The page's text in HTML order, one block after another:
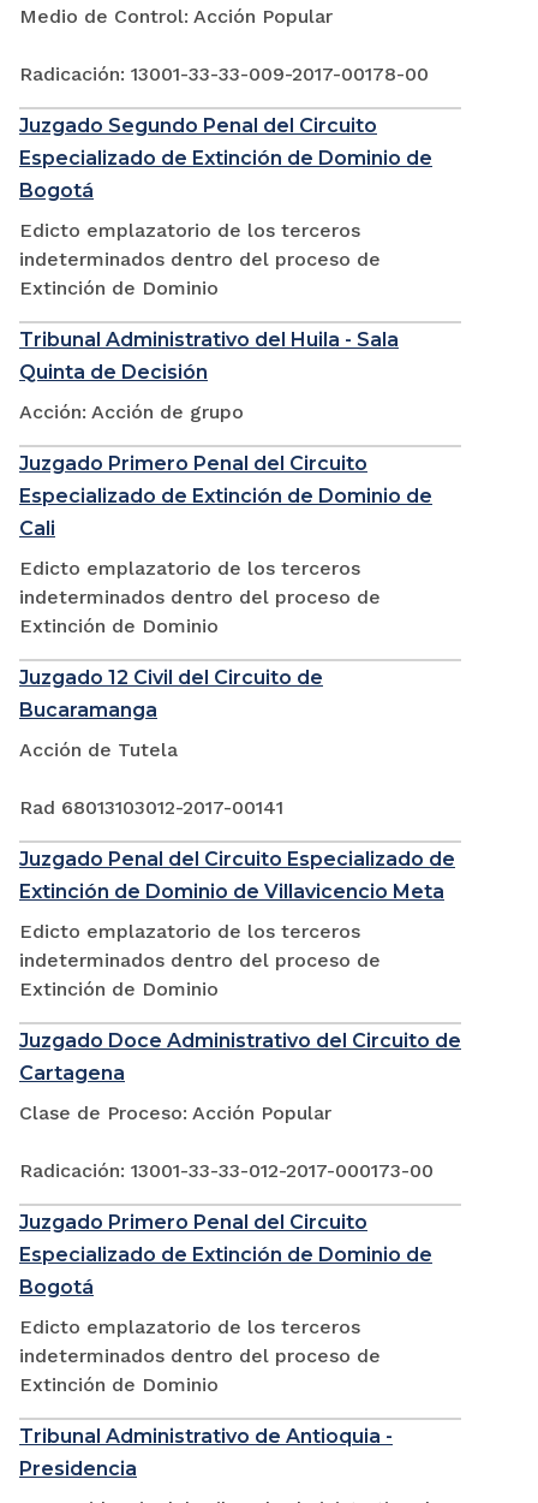
Medio de Control: Acción Popular
Radicación: 13001-33-33-009-2017-00178-00
Juzgado Segundo Penal del Circuito
Especializado de Extinción de Dominio de
Bogotá
Edicto emplazatorio de los terceros
indeterminados dentro del proceso de
Extinción de Dominio
Tribunal Administrativo del Huila - Sala
Quinta de Decisión
Acción: Acción de grupo
Juzgado Primero Penal del Circuito
Especializado de Extinción de Dominio de
Cali
Edicto emplazatorio de los terceros
indeterminados dentro del proceso de
Extinción de Dominio
Juzgado 12 Civil del Circuito de
Bucaramanga
Acción de Tutela
Rad 68013103012-2017-00141
Juzgado Penal del Circuito Especializado de
Extinción de Dominio de Villavicencio Meta
Edicto emplazatorio de los terceros
indeterminados dentro del proceso de
Extinción de Dominio
Juzgado Doce Administrativo del Circuito de
Cartagena
Clase de Proceso: Acción Popular
Radicación: 13001-33-33-012-2017-000173-00
Juzgado Primero Penal del Circuito
Especializado de Extinción de Dominio de
Bogotá
Edicto emplazatorio de los terceros
indeterminados dentro del proceso de
Extinción de Dominio
Tribunal Administrativo de Antioquia -
Presidencia